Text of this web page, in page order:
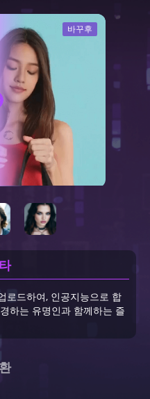
로드하여, 인공지능으로 합
하는 유명인과 함께하는 즐
바꾸후